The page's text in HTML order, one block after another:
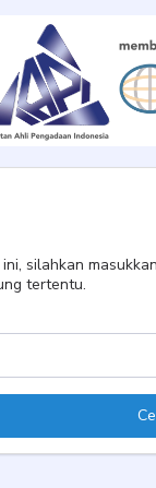
silahkan
tertentu.